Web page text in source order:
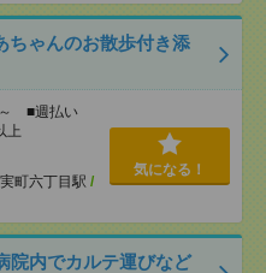
ちゃんのお散歩付き添
～ ■週払い
上
町六丁目駅 /
気になる！
院内でカルテ運びなど